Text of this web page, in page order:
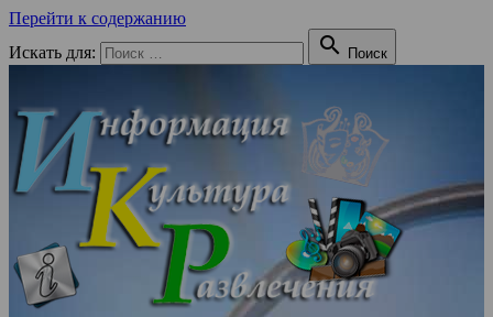
Перейти к содержанию
Искать для:
 Поиск